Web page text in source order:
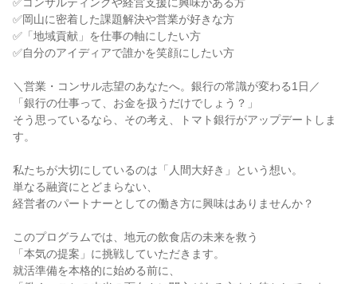
✅岡山に密着した課題解決や営業が好きな方
✅「地域貢献」を仕事の軸にしたい方
✅自分のアイディアで誰かを笑顔にしたい方
＼営業・コンサル志望のあなたへ。銀行の常識が変わる1日／
「銀行の仕事って、お金を扱うだけでしょう？」
そう思っているなら、その考え、トマト銀行がアップデートしま
す。
私たちが大切にしているのは「人間大好き」という想い。
単なる融資にとどまらない、
経営者のパートナーとしての働き方に興味はありませんか？
このプログラムでは、地元の飲食店の未来を救う
「本気の提案」に挑戦していただきます。
就活準備を本格的に始める前に、